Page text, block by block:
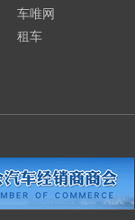
车唯网
租车